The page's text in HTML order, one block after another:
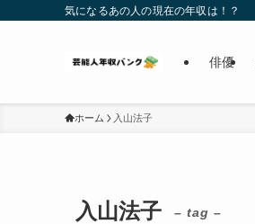
気になるあの人の現在の年収は！？
俳優
ホーム 入山法子
入山法子 – tag –